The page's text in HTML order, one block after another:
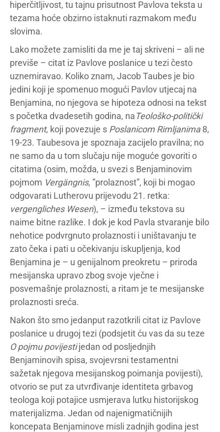
hiperčitljivost, tu tajnu prisutnost Pavlova teksta u
tezama hoće obzirno istaknuti razmakom među
slovima.
Lako možete zamisliti da me je taj skriveni – ali ne
previše – citat iz Pavlove poslanice u tezi često
uznemiravao. Koliko znam, Jacob Taubes je bio
jedini koji je spomenuo mogući Pavlov utjecaj na
Benjamina, no njegova se hipoteza odnosi na tekst
s početka dvadesetih godina, naTeološko-politički
fragment, koji povezuje s Poslanicom Rimljanima8,
19-23. Taubesova je spoznaja zacijelo pravilna; no
ne samo da u tom slučaju nije moguće govoriti o
citatima (osim, možda, u svezi s Benjaminovim
pojmom Vergängnis, ”prolaznost”, koji bi mogao
odgovarati Lutherovu prijevodu 21. retka:
vergengliches Wesen), – između tekstova su
naime bitne razlike. I dok je kod Pavla stvaranje bilo
nehotice podvrgnuto prolaznosti i uništavanju te
zato čeka i pati u očekivanju iskupljenja, kod
Benjamina je – u genijalnom preokretu – priroda
mesijanska upravo zbog svoje vječne i
posvemašnje prolaznosti, a ritam je te mesijanske
prolaznosti sreća.
Nakon što smo jedanput razotkrili citat iz Pavlove
poslanice u drugoj tezi (podsjetit ću vas da su teze
O pojmu povijestijedan od posljednjih
Benjaminovih spisa, svojevrsni testamentni
sažetak njegova mesijanskog poimanja povijesti),
otvorio se put za utvrđivanje identiteta grbavog
teologa koji potajice usmjerava lutku historijskog
materijalizma. Jedan od najenigmatičnijih
koncepata Benjaminove misli zadnjih godina jest